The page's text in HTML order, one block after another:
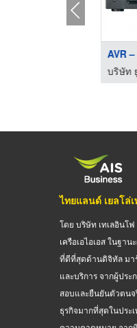
ไทยแลนด์ เยลโล่เ
โดย บริษัท เทเลอินโ
เครือเอไอเอส ในฐา
ที่ดีที่สุดด้านดิจิทัล มา
และบริการ จากผู้ประ
สอบและยืนยันตัวตน
ธุรกิจมากที่สุดในประ